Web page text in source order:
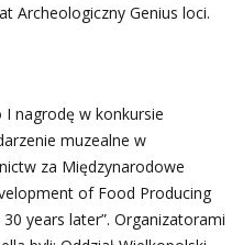
Archeologiczny Genius loci.
nagrodę w konkursie
muzealne w
za Międzynarodowe
of Food Producing
years later”. Organizatorami